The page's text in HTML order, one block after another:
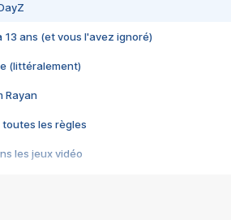
13 ans (et vous l'avez ignoré)
(littéralement)
Rayan
toutes les règles
les jeux vidéo